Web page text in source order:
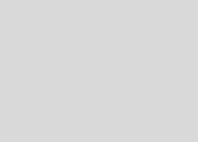
din kommun eller
riktlinjer.